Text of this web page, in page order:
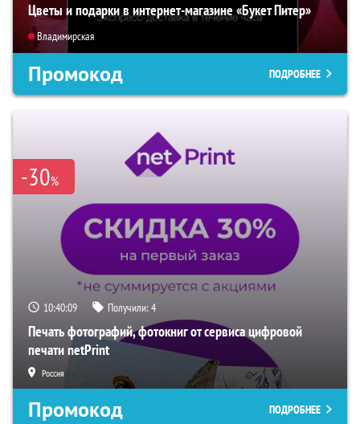
Цветы и подарки в интернет-магазине «Букет Питер»
Владимирская
Промокод ПОДРОБНЕЕ
-30%
10:40:08 Получили:4
Печать фотографий, фотокниг от сервиса цифровой
печати netPrint
Россия
Промокод ПОДРОБНЕЕ